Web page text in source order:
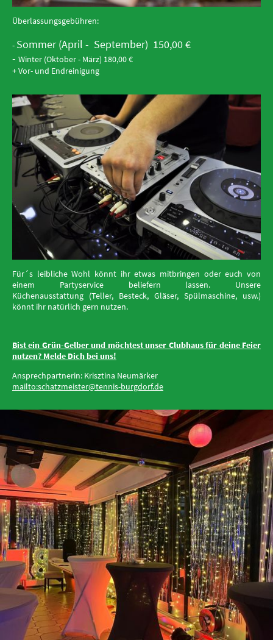
Überlassungsgebühren:
- Sommer (April - September) 150,00 €
- Winter (Oktober - März) 180,00 €
+ Vor- und Endreinigung
Für´s leibliche Wohl könnt ihr etwas mitbringen oder euch von
einem Partyservice beliefern lassen. ​Unsere
Küchenausstattung (Teller, Besteck, Gläser, ​Spülmaschine, usw.)
könnt ihr natürlich gern nutzen.
Bist ein Grün-Gelber und möchtestunser Clubhaus für deine Feier
nutzen? Melde Dich bei uns!
Ansprechpartnerin: Krisztina Neumärker
mailto:schatzmeister@tennis-burgdorf.de